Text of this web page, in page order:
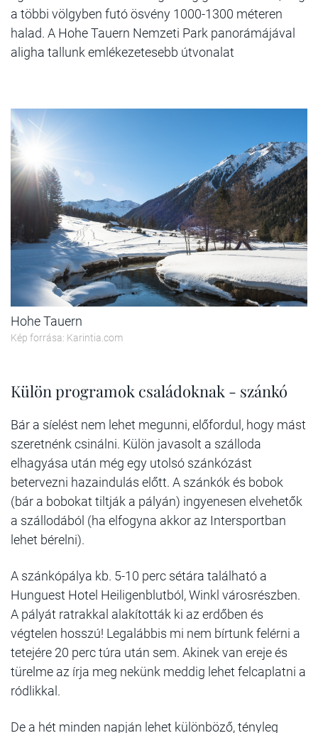
a többi völgyben futó ösvény 1000-1300 méteren
halad. A Hohe Tauern Nemzeti Park panorámájával
aligha tallunk emlékezetesebb útvonalat
Hohe Tauern
Kép forrása: Karintia.com
Külön programok családoknak - szánkó
Bár a síelést nem lehet megunni, előfordul, hogy mást
szeretnénk csinálni. Külön javasolt a szálloda
elhagyása után még egy utolsó szánkózást
betervezni hazaindulás előtt. A szánkók és bobok
(bár a bobokat tiltják a pályán) ingyenesen elvehetők
a szállodából (ha elfogyna akkor az Intersportban
lehet bérelni).
A szánkópálya kb. 5-10 perc sétára található a
Hunguest Hotel Heiligenblutból, Winkl városrészben.
A pályát ratrakkal alakították ki az erdőben és
végtelen hosszú! Legalábbis mi nem bírtunk felérni a
tetejére 20 perc túra után sem. Akinek van ereje és
türelme az írja meg nekünk meddig lehet felcaplatni a
ródlikkal.
De a hét minden napján lehet különböző, tényleg